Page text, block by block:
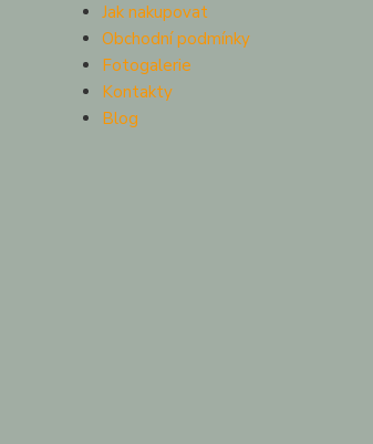
Jak nakupovat
Obchodní podmínky
Fotogalerie
Kontakty
Blog